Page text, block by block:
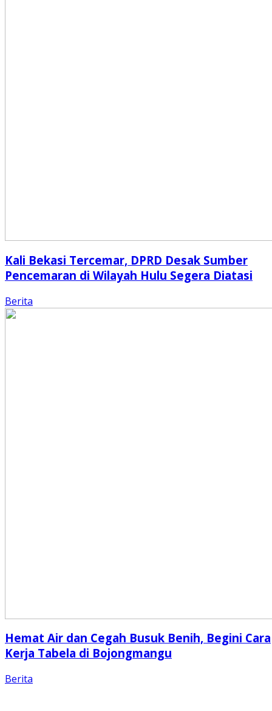
Kali Bekasi Tercemar, DPRD Desak Sumber
Pencemaran di Wilayah Hulu Segera Diatasi
Berita
Hemat Air dan Cegah Busuk Benih, Begini Cara
Kerja Tabela di Bojongmangu
Berita